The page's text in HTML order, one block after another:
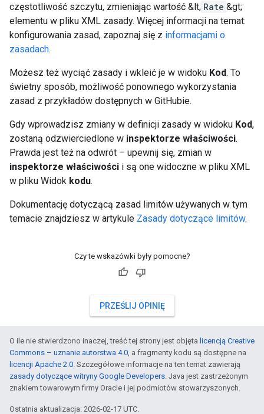
częstotliwość szczytu, zmieniając wartość &lt; Rate &gt;
elementu w pliku XML zasady. Więcej informacji na temat:
konfigurowania zasad, zapoznaj się z informacjami o
zasadach.
Możesz też wyciąć zasady i wkleić je w widoku Kod. To
świetny sposób, możliwość ponownego wykorzystania
zasad z przykładów dostępnych w GitHubie.
Gdy wprowadzisz zmiany w definicji zasady w widoku Kod,
zostaną odzwierciedlone w inspektorze właściwości.
Prawda jest też na odwrót – upewnij się, zmian w
inspektorze właściwości i są one widoczne w pliku XML
w pliku Widok kodu.
Dokumentację dotyczącą zasad limitów używanych w tym
temacie znajdziesz w artykule Zasady dotyczące limitów.
Czy te wskazówki były pomocne?
PRZEŚLIJ OPINIĘ
O ile nie stwierdzono inaczej, treść tej strony jest objęta licencją Creative
Commons – uznanie autorstwa 4.0 , a fragmenty kodu są dostępne na
licencji Apache 2.0 . Szczegółowe informacje na ten temat zawierają
zasady dotyczące witryny Google Developers . Java jest zastrzeżonym
znakiem towarowym firmy Oracle i jej podmiotów stowarzyszonych.
Ostatnia aktualizacja: 2026-02-17 UTC.